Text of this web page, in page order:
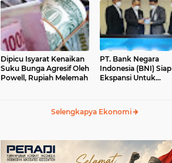
Dipicu Isyarat Kenaikan
Suku Bunga Agresif Oleh
Powell, Rupiah Melemah
PT. Bank Negara
Indonesia (BNI) Siap
Ekspansi Untuk
Selengkapya Ekonomi